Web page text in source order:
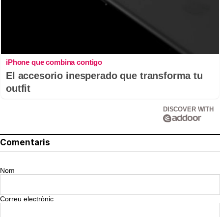
iPhone que combina contigo
El accesorio inesperado que transforma tu
outfit
DISCOVER WITH
Comentaris
Nom
Correu electrònic